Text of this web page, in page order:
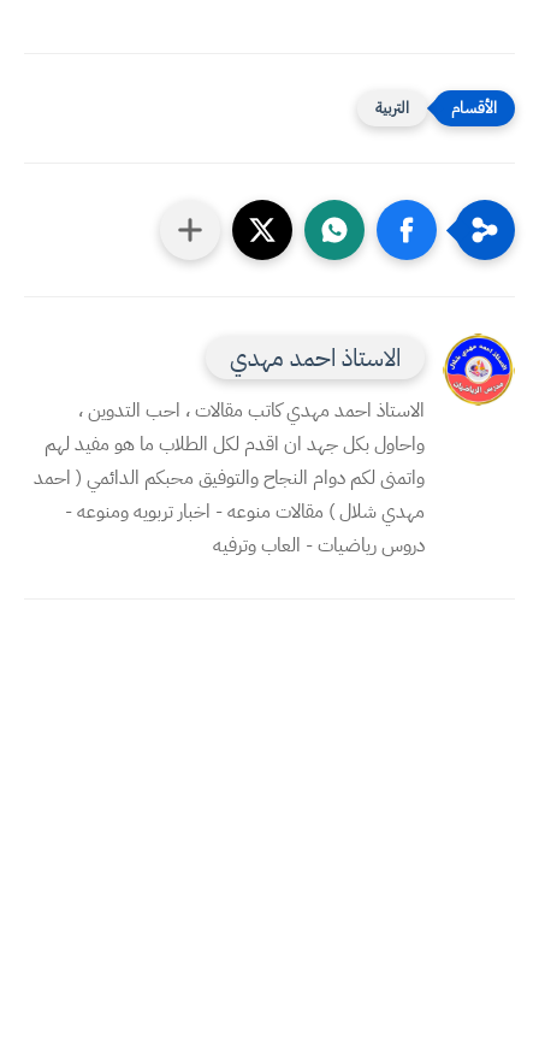
التربية
الاستاذ احمد مهدي
الاستاذ احمد مهدي كاتب مقالات ، احب التدوين ،
واحاول بكل جهد ان اقدم لكل الطلاب ما هو مفيد لهم
واتمنى لكم دوام النجاح والتوفيق محبكم الدائمي ( احمد
مهدي شلال ) مقالات منوعه - اخبار تربويه ومنوعه -
دروس رياضيات - العاب وترفيه